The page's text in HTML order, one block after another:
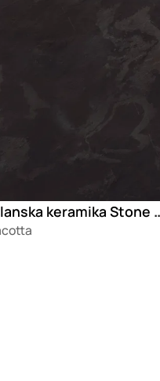
Porcelanska